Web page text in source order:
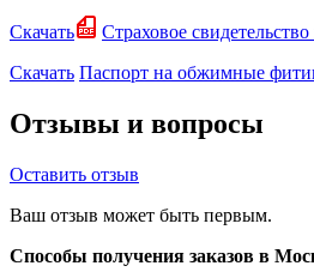
Скачать
Страховое
Скачать Паспорт на обжимные
Отзывы и вопросы
Оставить отзыв
Ваш отзыв может быть первым.
Способы получения заказов в